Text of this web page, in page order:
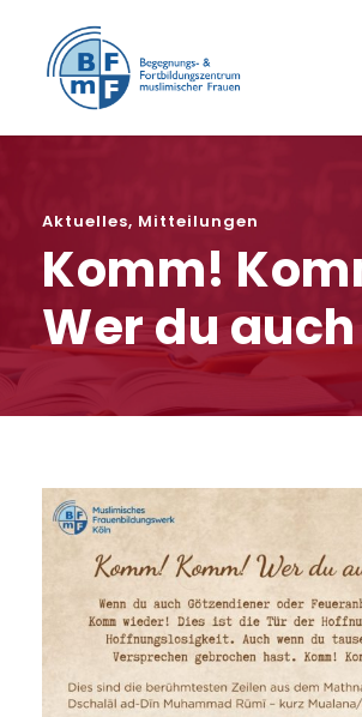
Aktuelles, Mitteilungen
Komm!
Wer du